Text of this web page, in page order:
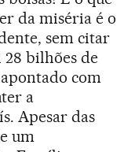
da miséria é o
sem citar
bilhões de
com
a
Apesar das
um